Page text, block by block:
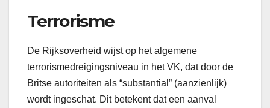
Terrorisme
De Rijksoverheid wijst op het algemene
terrorismedreigingsniveau in het VK, dat door de
Britse autoriteiten als “substantial” (aanzienlijk)
wordt ingeschat. Dit betekent dat een aanval